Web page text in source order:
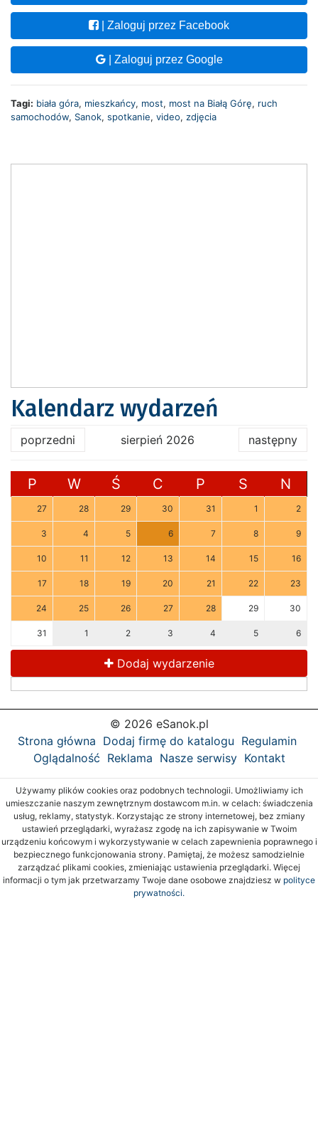
| Zaloguj przez Facebook
| Zaloguj przez Google
Tagi: biała góra, mieszkańcy, most, most na Białą Górę, ruch
samochodów, Sanok, spotkanie, video, zdjęcia
Kalendarz wydarzeń
poprzedni sierpień 2026 następny
P W Ś C P S N
27 28 29 30 31 1 2
3 4 5 6 7 8 9
10 11 12 13 14 15 16
17 18 19 20 21 22 23
24 25 26 27 28 29 30
31 1 2 3 4 5 6
Dodaj wydarzenie
© 2026 eSanok.pl
Strona główna Dodaj firmę do katalogu Regulamin
Oglądalność Reklama Nasze serwisy Kontakt
Używamy plików cookies oraz podobnych technologii. Umożliwiamy ich
umieszczanie naszym zewnętrznym dostawcom m.in. w celach: świadczenia
usług, reklamy, statystyk. Korzystając ze strony internetowej, bez zmiany
ustawień przeglądarki, wyrażasz zgodę na ich zapisywanie w Twoim
urządzeniu końcowym i wykorzystywanie w celach zapewnienia poprawnego i
bezpiecznego funkcjonowania strony. Pamiętaj, że możesz samodzielnie
zarządzać plikami cookies, zmieniając ustawienia przeglądarki. Więcej
informacji o tym jak przetwarzamy Twoje dane osobowe znajdziesz w polityce
prywatności.